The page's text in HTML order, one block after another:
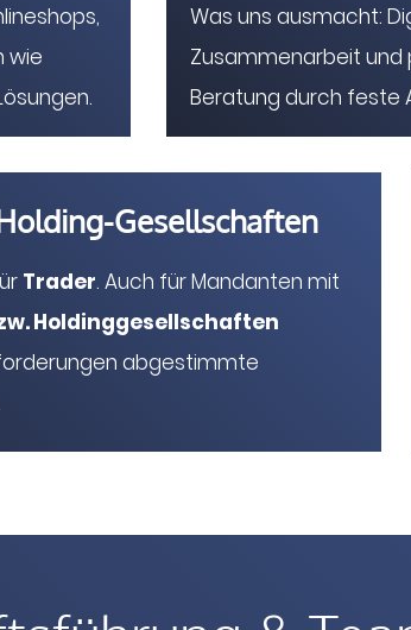
wie
Was uns ausmacht:
Zusammenarbeit und
Beratung durch feste
Gesellschaften
Trader. Auch für Mandanten mit
Holdinggesellschaften
abgestimmte